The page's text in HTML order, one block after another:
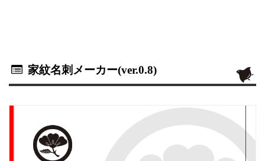
家紋名刺メーカー(ver.0.8)